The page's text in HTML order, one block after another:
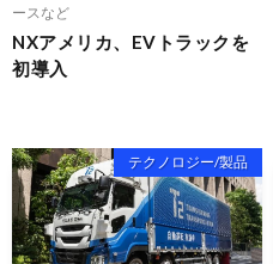
ースなど
NXアメリカ、EVトラックを
初導入
テクノロジー/製品